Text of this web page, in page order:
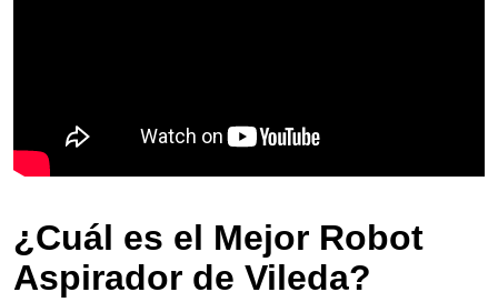
¿Cuál es el Mejor Robot
Aspirador de Vileda?